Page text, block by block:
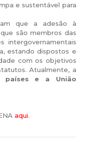
e sustentável para
que a adesão à
são membros das
intergovernamentais
estando dispostos e
com os objetivos
Atualmente, a
países e a União
aqui.